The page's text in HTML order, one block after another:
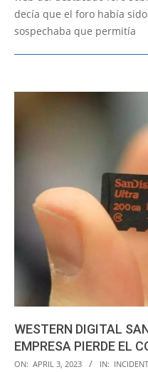
decía que el foro había
sospechaba que permitía
WESTERN DIGITAL
EMPRESA PIERDE EL
2023-
ON: APRIL 3, 2023 IN: